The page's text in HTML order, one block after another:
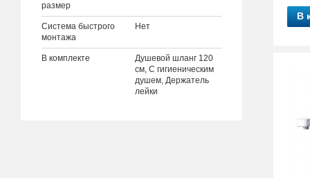
размер
Система быстрого
монтажа
Нет
В комплекте
Душевой шланг 120
см, С гигиеническим
душем, Держатель
лейки
В